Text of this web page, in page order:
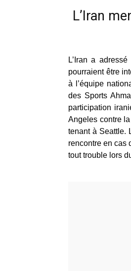
L’Iran
L’Iran a
pourraient être
à l’équipe
des Sports
participation
Angeles contre
tenant à Seattle.
rencontre en cas
tout trouble lors